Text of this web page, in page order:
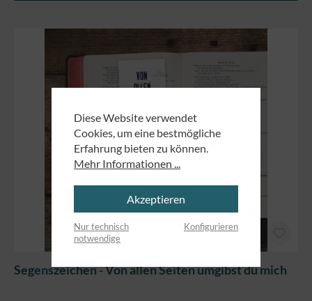
Segenszeichen - Von allen Seiten umgibst du mich
Diese Website verwendet
Cookies, um eine bestmögliche
Erfahrung bieten zu können.
Mehr Informationen ...
Akzeptieren
Nur technisch
notwendige
Konfigurieren